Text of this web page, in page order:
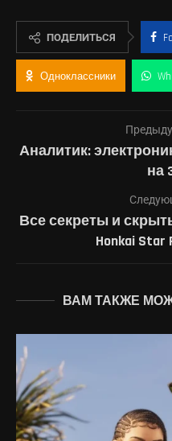
ПОДЕЛИТЬСЯ
Одноклассники
Аналитик:
на
Все секреты и
Honkai Star
ВАМ ТАКЖЕ